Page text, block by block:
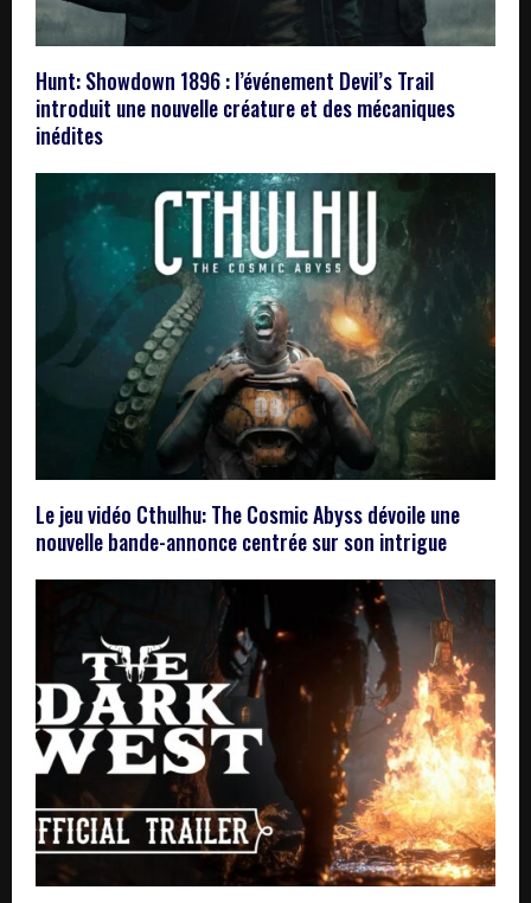
Hunt: Showdown 1896 : l’événement Devil’s Trail
introduit une nouvelle créature et des mécaniques
inédites
Le jeu vidéo Cthulhu: The Cosmic Abyss dévoile une
nouvelle bande-annonce centrée sur son intrigue